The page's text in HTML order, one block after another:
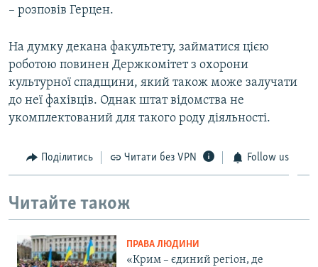
– розповів Герцен.
На думку декана факультету, займатися цією
роботою повинен Держкомітет з охорони
культурної спадщини, який також може залучати
до неї фахівців. Однак штат відомства не
укомплектований для такого роду діяльності.
Поділитись Читати без VPN Follow us
Читайте також
ПРАВА ЛЮДИНИ
«Крим – єдиний регіон, де